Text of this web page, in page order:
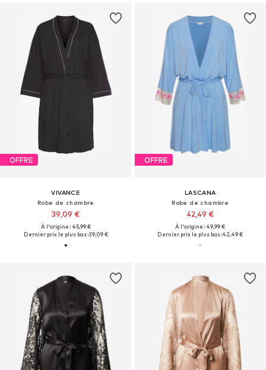
OFFRE
VIVANCE
Robe de chambre
39,09 €
À l'origine : 45,99 €
Dernier prix le plus bas :39,09 €
OFFRE
LASCANA
Robe de chambre
42,49 €
À l'origine : 49,99 €
Dernier prix le plus bas :42,49 €